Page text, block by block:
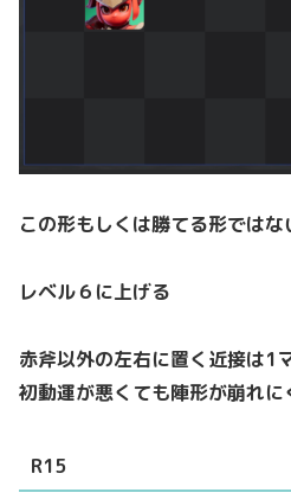
この形もしくは勝てる形ではな
レベル６に上げる
赤斧以外の左右に置く近接は1
初動運が悪くても陣形が崩れに
R15